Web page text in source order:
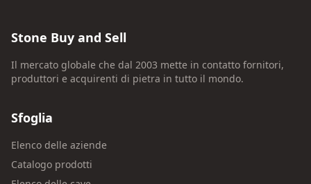
Stone Buy and Sell
Il mercato globale che dal 2003 mette in contatto fornitori,
produttori e acquirenti di pietra in tutto il mondo.
Sfoglia
Elenco delle aziende
Catalogo prodotti